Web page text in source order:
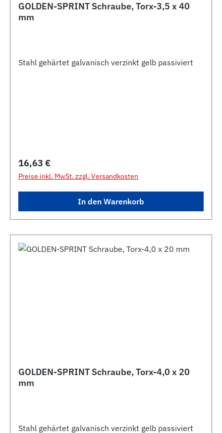
GOLDEN-SPRINT Schraube, Torx-3,5 x 40
mm
Stahl gehärtet galvanisch verzinkt gelb passiviert
Regulärer Preis:
16,63 €
Preise inkl. MwSt. zzgl. Versandkosten
In den Warenkorb
GOLDEN-SPRINT Schraube, Torx-4,0 x 20
mm
Stahl gehärtet galvanisch verzinkt gelb passiviert